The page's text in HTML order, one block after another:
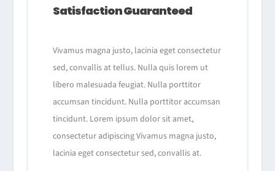
Satisfaction Guaranteed
Vivamus magna justo, lacinia eget consectetur
sed, convallis at tellus. Nulla quis lorem ut
libero malesuada feugiat. Nulla porttitor
accumsan tincidunt. Nulla porttitor accumsan
tincidunt. Lorem ipsum dolor sit amet,
consectetur adipiscing Vivamus magna justo,
lacinia eget consectetur sed, convallis at.